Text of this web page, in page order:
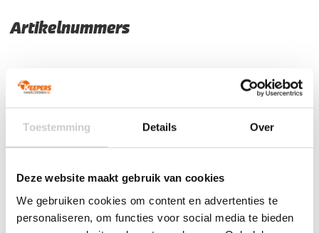
Toestemming Details Over
Deze website maakt gebruik van cookies
We gebruiken cookies om content en advertenties te
personaliseren, om functies voor social media te bieden
Artikelnummers
voor bedrukte artikelen.
Bedrukte artikelen kunnen wij helaas niet terugnemen.
Artikelnummer:
Categorieën:
Keepershandschoenen,Keepershandschoenen,
Keepershandschoenen maat 11,Keepershandschoenen maat
12,Keepershandschoenen maat 7
Keepershandschoenen
maat 8,Keepershandschoenen maat 9,
Keepershandschoenen SALE, Negatief Naad,Ondergrond,